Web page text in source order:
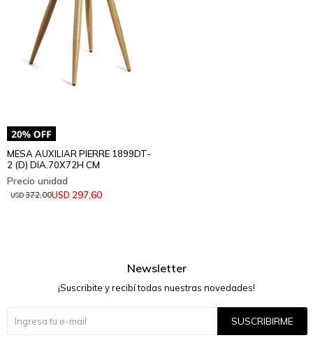
MESA AUXILIAR PIERRE 1899DT-
2 (D) DIA.70X72H CM
USD 297,60
USD372,00
Newsletter
¡Suscribite y recibí todas nuestras novedades!
SUSCRIBIRME